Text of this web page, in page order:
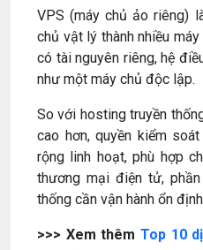
VPS (máy chủ ảo riêng)
chủ vật lý thành nhiều
có tài nguyên riêng, hệ
như một máy chủ độc lập.
So với hosting truyền
cao hơn, quyền kiểm
rộng linh hoạt, phù hợp
thương mại điện tử,
thống cần vận hành ổn
>>> Xem thêm Top 10